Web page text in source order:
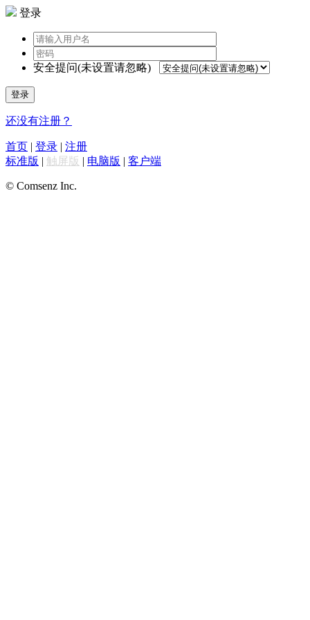
登录
安全提问(未设置请忽略)
登录
还没有注册？
首页 | 登录 | 注册
标准版 | 触屏版 | 电脑版 | 客户端
© Comsenz Inc.